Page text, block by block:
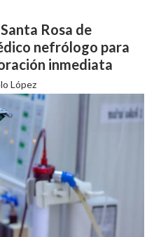
Rosa de
nefrólogo para
inmediata
López